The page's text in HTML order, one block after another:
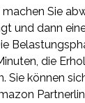
Sie
und dann
die
Sie können